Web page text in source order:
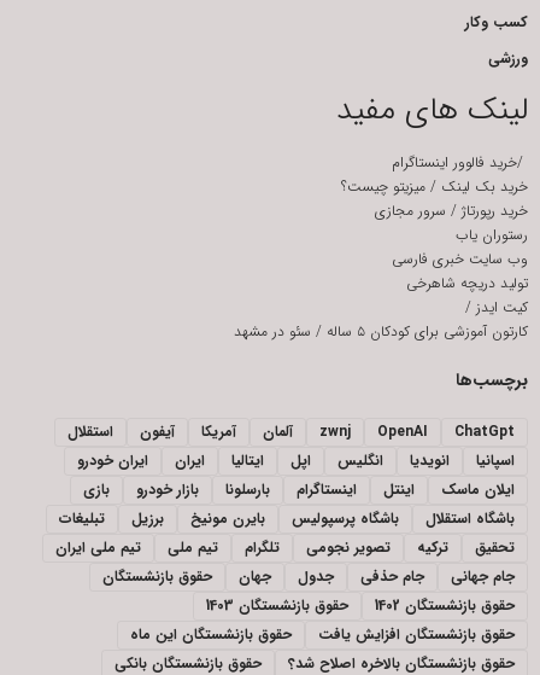
کسب وکار
ورزشی
لینک های مفید
/خرید فالوور اینستاگرام
خرید بک لینک / میزیتو چیست؟
خرید رپورتاژ / سرور مجازی
رستوران یاب
وب سایت خبری فارسی
تولید دریچه شاهرخی
کیت ایدز /
کارتون آموزشی برای کودکان ۵ ساله
/ سئو در مشهد
برچسب‌ها
ChatGpt
OpenAI
zwnj آلمان آمریکا آیفون
استقلال
اسپانیا
انویدیا انگلیس اپل ایتالیا ایران
ایران خودرو
ایلان ماسک
اینتل اینستاگرام بارسلونا بازار خودرو
بازی
باشگاه استقلال
باشگاه پرسپولیس بایرن مونیخ برزیل
تبلیغات
تحقیق
ترکیه تصویر نجومی تلگرام تیم ملی
تیم ملی ایران
جام جهانی
جام حذفی جدول جهان
حقوق بازنشستگان
حقوق بازنشستگان 1402
حقوق بازنشستگان 1403
حقوق بازنشستگان افزایش یافت
حقوق بازنشستگان این ماه
حقوق بازنشستگان بالاخره اصلاح شد؟
حقوق بازنشستگان بانکی